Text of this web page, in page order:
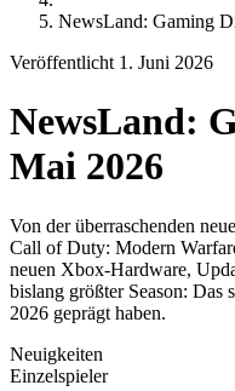
NewsLand: Gaming
Veröffentlicht 1. Juni 2026
NewsLand:
Mai 2026
Von der überraschenden
Call of Duty: Modern
neuen Xbox-Hardware,
bislang größter Season:
2026 geprägt haben.
Neuigkeiten
Einzelspieler